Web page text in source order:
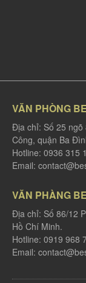
VĂN PHÒNG
Địa chỉ: Số 25 ngõ
Công, quận Ba
Hotline: 0936 315
Email:
VĂN PHÀNG
Địa chỉ: Số 86/12
Hồ Chí Minh.
Hotline: 0919 968
Email: